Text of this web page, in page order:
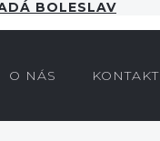
BOLESLAV
O NÁS KONTAKT